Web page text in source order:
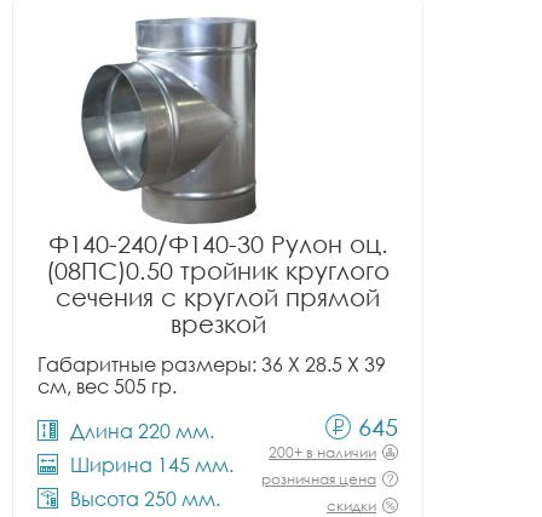
Ф140-240/Ф140-30 Рулон оц.
(08ПС)0.50 тройник круглого
сечения с круглой прямой
врезкой
Габаритные размеры: 36 X 28.5 X 39
см, вес 505 гр.
Длина 220 мм.
Ширина 145 мм.
Высота 250 мм.
645
200+ в наличии
розничная цена
скидки